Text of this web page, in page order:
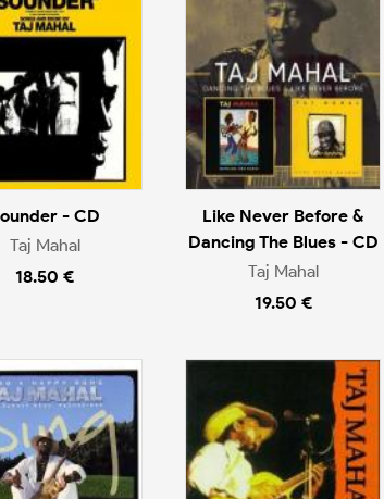
- CD
Taj Mahal
18.50 €
Like Never Before &
Dancing The Blues - CD
Taj Mahal
19.50 €